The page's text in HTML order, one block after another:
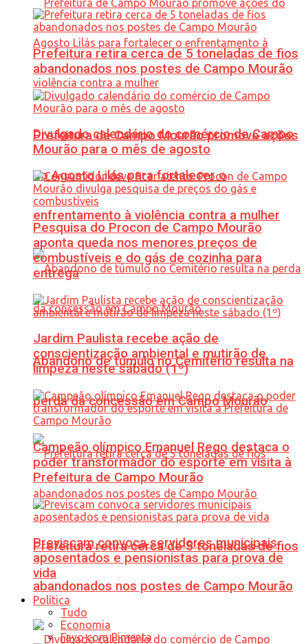
Prefeitura de Campo Mourão promove ações
do Agosto Lilás para fortalecer o
enfrentamento à violência contra a mulher
Abandono de túmulo no Cemitério resulta na
perda da concessão em Campo Mourão
Prefeitura retira cerca de 5 toneladas de fios
abandonados nos postes de Campo Mourão
Prefeitura retira cerca de 5 toneladas de fios
abandonados nos postes de Campo Mourão
Divulgado calendário do comércio de Campo
Mourão para o mês de agosto
Pesquisa do Procon de Campo Mourão
aponta queda nos menores preços de
combustíveis e do gás de cozinha para
entrega
Jardim Paulista recebe ação de
conscientização ambiental e mutirão de
limpeza neste sábado (1º)
Campeão olímpico Emanuel Rego destaca o
poder transformador do esporte em visita à
Prefeitura de Campo Mourão
Previscam convoca servidores municipais
aposentados e pensionistas para prova de
vida
Política
Tudo
Economia
Favo com Pimenta